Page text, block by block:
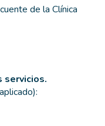
de la Clínica
servicios.